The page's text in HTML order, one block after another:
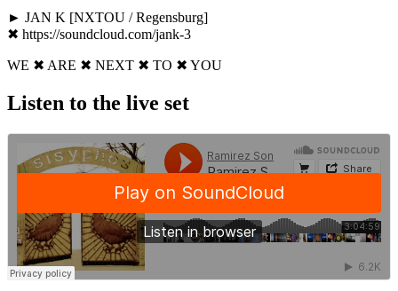
► JAN K [NXTOU / Regensburg]
✖ https://soundcloud.com/jank-3
WE ✖ ARE ✖ NEXT ✖ TO ✖ YOU
Listen to the live set